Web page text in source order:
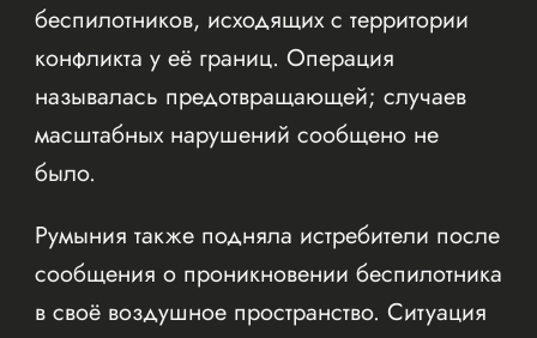
беспилотников, исходящих с территории
конфликта у её границ. Операция
называлась предотвращающей; случаев
масштабных нарушений сообщено не
было.
Румыния также подняла истребители после
сообщения о проникновении беспилотника
в своё воздушное пространство. Ситуация